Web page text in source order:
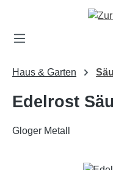
Zum Hauptinhalt
Haus & Garten
Edelrost
Gloger Metall